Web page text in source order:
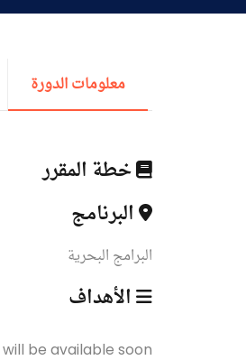
القبول
الدراسات
التدريب والخدمة
معلومات الدورة
خطة المقرر
البرنامج
البرامج البحرية
الأهداف
be available soon!